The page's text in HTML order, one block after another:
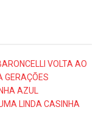
VOLTA AO
GERAÇÕES
AZUL
LINDA CASINHA